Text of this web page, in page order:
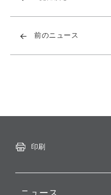
前のニュース
印刷
ニュース